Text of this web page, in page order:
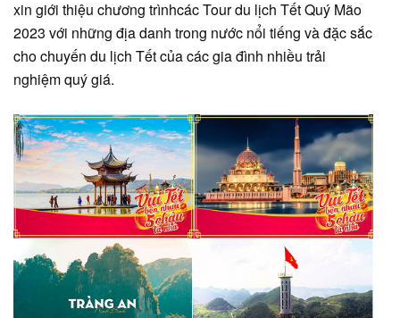
xin giới thiệu chương trìnhcác Tour du lịch Tết Quý Mão
2023 với những địa danh trong nước nổi tiếng và đặc sắc
cho chuyến du lịch Tết của các gia đình nhiều trải
nghiệm quý giá.